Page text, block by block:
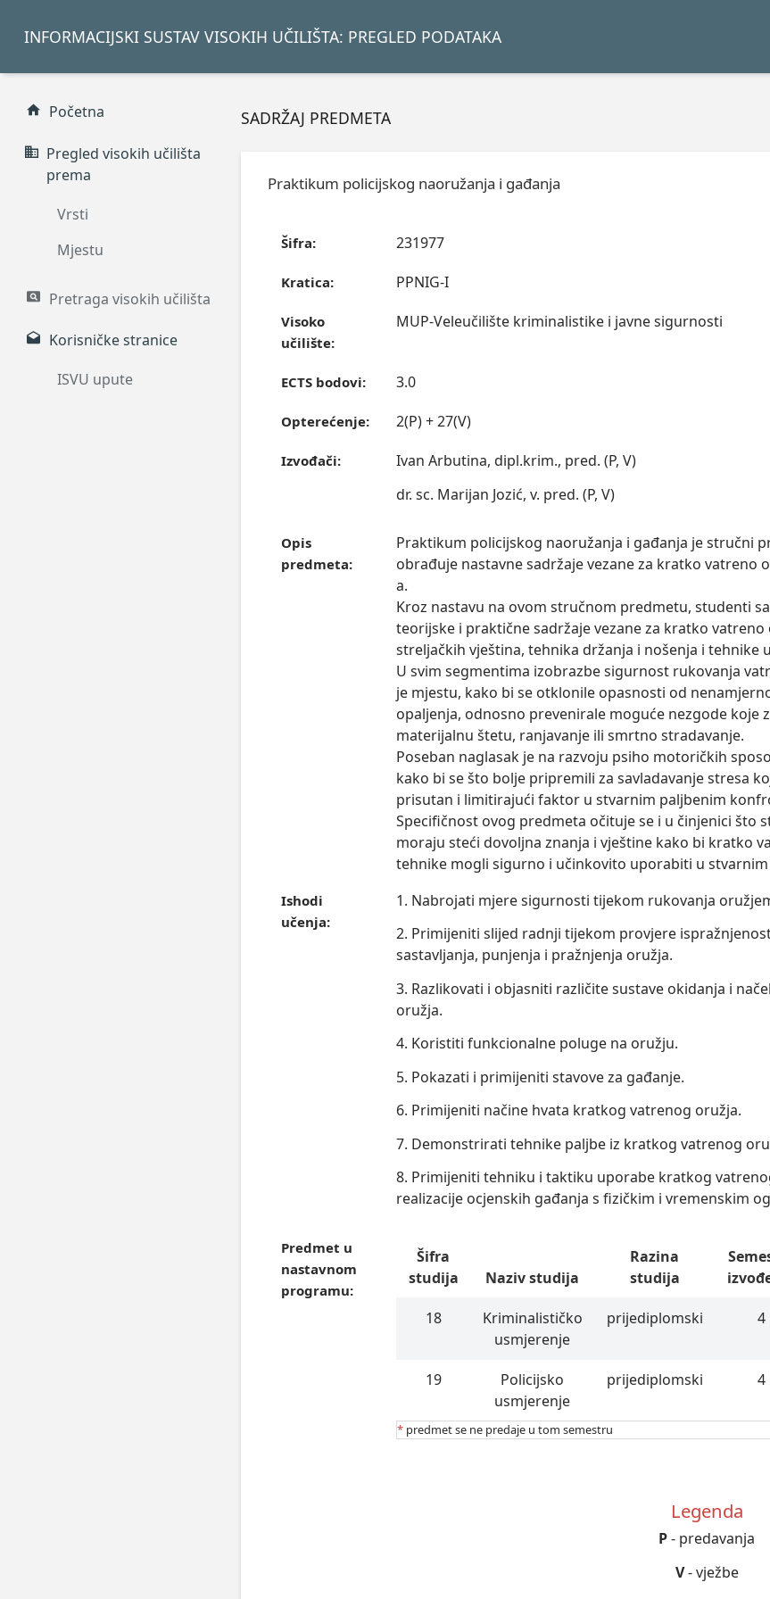
INFORMACIJSKI SUSTAV VISOKIH UČILIŠTA: PREGLED PODATAKA
Početna
Pregled visokih učilišta
prema
Vrsti
Mjestu
Pretraga visokih učilišta
Korisničke stranice
ISVU upute
SADRŽAJ PREDMETA
Praktikum policijskog naoružanja i gađanja
Šifra: 231977
Kratica: PPNIG-I
Visoko
učilište:
MUP-Veleučilište kriminalistike i javne sigurnosti
ECTS bodovi: 3.0
Opterećenje: 2(P) + 27(V)
Izvođači:
Ivan Arbutina, dipl.krim., pred. (P, V)
dr. sc. Marijan Jozić, v. pred. (P, V)
Opis
predmeta:
Praktikum policijskog naoružanja i gađanja je stručni
obrađuje nastavne sadržaje vezane za kratko vatreno
a.
Kroz nastavu na ovom stručnom predmetu, studenti
teorijske i praktične sadržaje vezane za kratko vatreno
streljačkih vještina, tehnika držanja i nošenja i tehnike
U svim segmentima izobrazbe sigurnost rukovanja
je mjestu, kako bi se otklonile opasnosti od
opaljenja, odnosno prevenirale moguće nezgode koje
materijalnu štetu, ranjavanje ili smrtno stradavanje.
Poseban naglasak je na razvoju psiho motoričkih
kako bi se što bolje pripremili za savladavanje stresa
prisutan i limitirajući faktor u stvarnim paljbenim
Specifičnost ovog predmeta očituje se i u činjenici što
moraju steći dovoljna znanja i vještine kako bi kratko
tehnike mogli sigurno i učinkovito uporabiti u
Ishodi
učenja:
1. Nabrojati mjere sigurnosti tijekom rukovanja
2. Primijeniti slijed radnji tijekom provjere
sastavljanja, punjenja i pražnjenja oružja.
3. Razlikovati i objasniti različite sustave okidanja i
oružja.
4. Koristiti funkcionalne poluge na oružju.
5. Pokazati i primijeniti stavove za gađanje.
6. Primijeniti načine hvata kratkog vatrenog oružja.
7. Demonstrirati tehnike paljbe iz kratkog vatrenog
8. Primijeniti tehniku i taktiku uporabe kratkog
realizacije ocjenskih gađanja s fizičkim i vremenskim
Predmet u
nastavnom
programu:
Šifra
studija
Naziv studija
Razina
studija
18
Kriminalističko
usmjerenje
prijediplomski 4
19
Policijsko
usmjerenje
prijediplomski 4
* predmet se ne predaje u tom semestru
Legenda
P- predavanja
V- vježbe